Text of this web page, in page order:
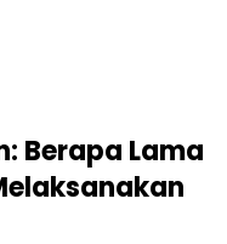
Berapa Lama